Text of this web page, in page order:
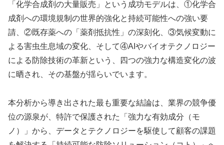
「化学合成剤の大量販売」という成功モデルは、①化学合
成剤への環境規制の世界的強化と持続可能性への強い要
請、②既存薬への「薬剤抵抗性」の深刻化、③気候変動に
よる害虫生息域の変化、そして④AIやバイオテクノロジー
による防除技術の革新という、四つの強力な構造変化の波
に晒され、その基盤が揺らいでいます。
本分析から導き出された最も重要な結論は、業界の競争優
位の源泉が、特許で保護された「強力な有効成分（モ
ノ）」から、データとテクノロジーを駆使して顧客の課題